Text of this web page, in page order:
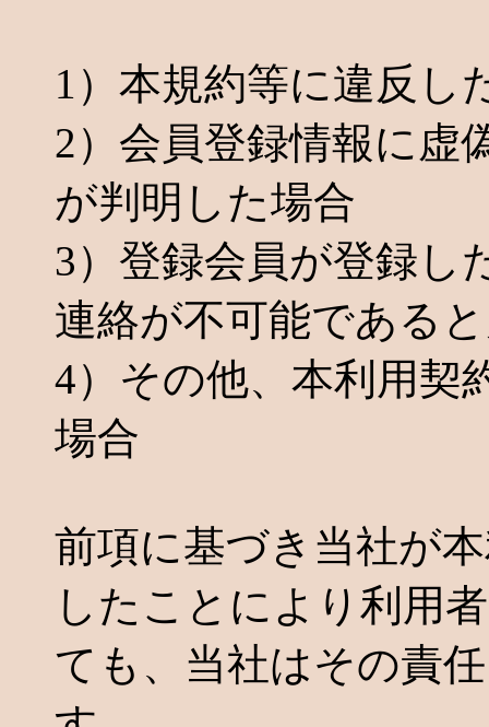
1）本規約等に違反し
2）会員登録情報に虚
が判明した場合
3）登録会員が登録し
連絡が不可能である
4）その他、本利用契
場合
前項に基づき当社が
したことにより利用
ても、当社はその責